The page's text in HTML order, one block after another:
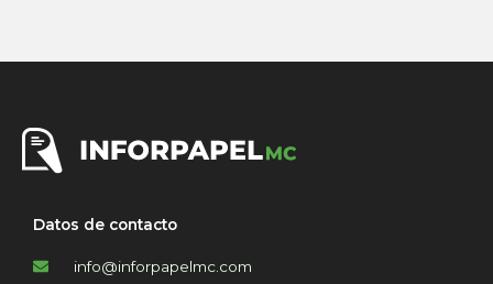
Datos de contacto
info@inforpapelmc.com